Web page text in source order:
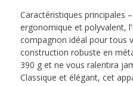
Caractéristiques principales
ergonomique et polyvalent,
compagnon idéal pour tous
construction robuste en
390 g et ne vous ralentira
Classique et élégant, cet